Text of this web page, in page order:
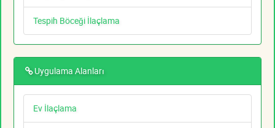
Tespih Böceği İlaçlama
Uygulama Alanları
Ev İlaçlama